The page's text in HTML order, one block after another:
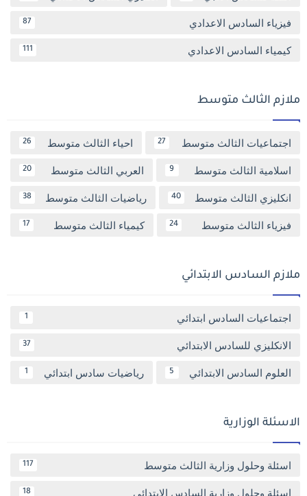
فيزياء السادس الاعدادي 87
كيمياء السادس الاعدادي 111
ملازم الثالث متوسط
اجتماعيات الثالث متوسط 27 احياء الثالث متوسط 26
اسلامية الثالث متوسط 9 العربي الثالث متوسط 20
انكليزي الثالث متوسط 40 رياضيات الثالث متوسط 38
فيزياء الثالث متوسط 24 كيمياء الثالث متوسط 17
ملازم السادس الابتدائي
اجتماعيات السادس ابتدائي 1
الانكليزي للسادس الابتدائي 37
العلوم السادس الابتدائي 5 رياضيات سادس ابتدائي 1
الاسئلة الوزارية
اسئلة وحلول وزارية الثالث متوسط 117
اسئلة وحلول وزارية السادس الابتدائي 18